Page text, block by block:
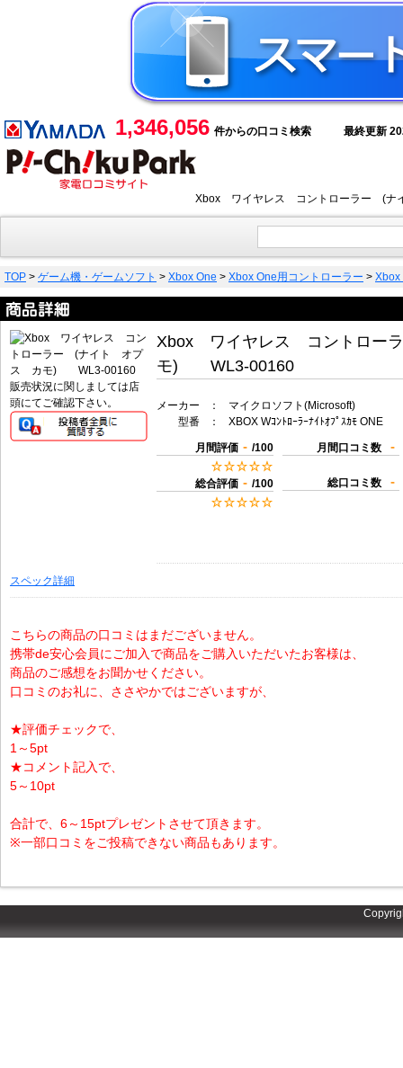
1,346,056 件からの口コミ検索 最終更新
Xbox ワイヤレス コントローラー (ナ
TOP > ゲーム機・ゲームソフト > Xbox One > Xbox One用コントローラー >
販売状況に関しましては店
頭にてご確認下さい。
Xbox ワイヤレス コントロ
モ) WL3-00160
メーカー ：
マイクロソフト(Microsoft)
型番
： XBOX Wｺﾝﾄﾛｰﾗｰﾅｲﾄｵﾌﾟｽｶﾓ ONE
月間評価 - /100
総合評価 - /100
月間口コミ数 -
総口コミ数 -
スペック詳細
こちらの商品の口コミはまだございません。
携帯de安心会員にご加入で商品をご購入いただいたお客様は、
商品のご感想をお聞かせください。
口コミのお礼に、ささやかではございますが、
★評価チェックで、
1～5pt
★コメント記入で、
5～10pt
合計で、6～15ptプレゼントさせて頂きます。
※一部口コミをご投稿できない商品もあります。